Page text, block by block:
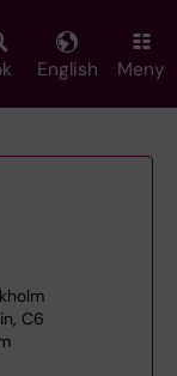
English Meny
C6